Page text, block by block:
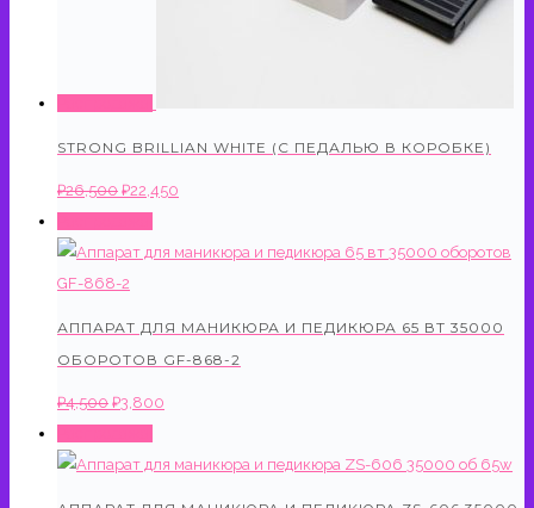
STRONG BRILLIAN WHITE (С ПЕДАЛЬЮ В КОРОБКЕ)
₽26,500 Первоначальная
составляла
₽26,500.
₽22,450
₽22,450.
АППАРАТ ДЛЯ МАНИКЮРА И ПЕДИКЮРА 65 ВТ 35000
ОБОРОТОВ GF-868-2
₽4,500 Первоначальная
составляла
₽3,800
₽3,800.